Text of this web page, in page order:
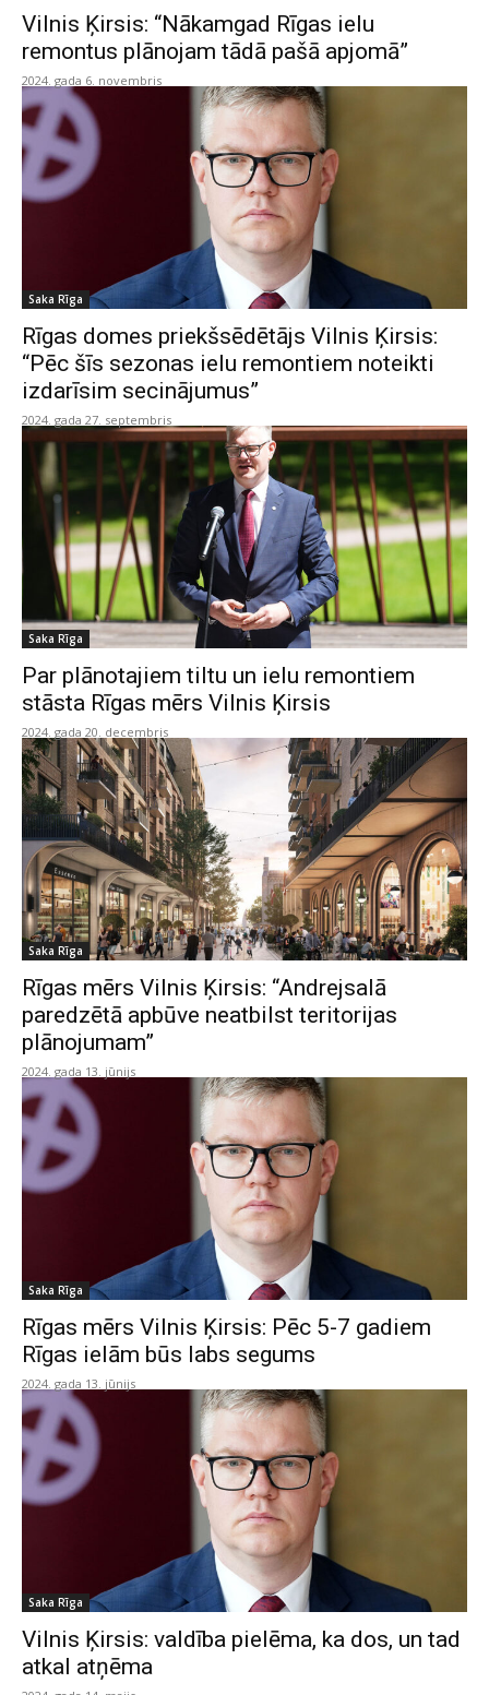
Vilnis Ķirsis: “Nākamgad Rīgas ielu
remontus plānojam tādā pašā apjomā”
2024. gada 6. novembris
Saka Rīga
Rīgas domes priekšsēdētājs Vilnis Ķirsis:
“Pēc šīs sezonas ielu remontiem noteikti
izdarīsim secinājumus”
2024. gada 27. septembris
Saka Rīga
Par plānotajiem tiltu un ielu remontiem
stāsta Rīgas mērs Vilnis Ķirsis
2024. gada 20. decembris
Saka Rīga
Rīgas mērs Vilnis Ķirsis: “Andrejsalā
paredzētā apbūve neatbilst teritorijas
plānojumam”
2024. gada 13. jūnijs
Saka Rīga
Rīgas mērs Vilnis Ķirsis: Pēc 5-7 gadiem
Rīgas ielām būs labs segums
2024. gada 13. jūnijs
Saka Rīga
Vilnis Ķirsis: valdība pielēma, ka dos, un tad
atkal atņēma